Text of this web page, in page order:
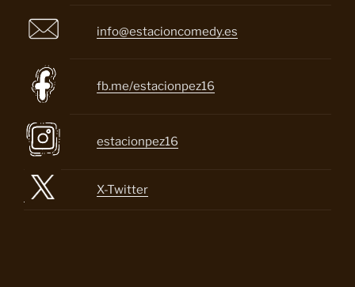
info@estacioncomedy.es
fb.me/estacionpez16
estacionpez16
X-Twitter